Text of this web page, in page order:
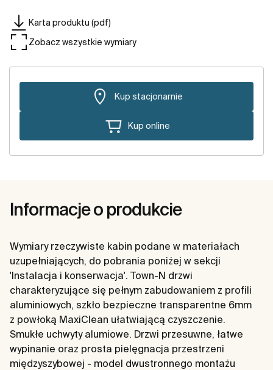
Karta produktu (pdf)
Zobacz wszystkie wymiary
Kup stacjonarnie
Kup online
Informacje o produkcie
Wymiary rzeczywiste kabin podane w materiałach
uzupełniających, do pobrania poniżej w sekcji
'Instalacja i konserwacja'. Town-N drzwi
charakteryzujące się pełnym zabudowaniem z profili
aluminiowych, szkło bezpieczne transparentne 6mm
z powłoką MaxiClean ułatwiającą czyszczenie.
Smukłe uchwyty alumiowe. Drzwi przesuwne, łatwe
wypinanie oraz prosta pielęgnacja przestrzeni
międzyszybowej - model dwustronnego montażu